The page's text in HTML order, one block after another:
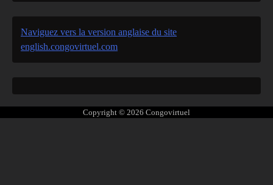
Naviguez vers la version anglaise du site
english.congovirtuel.com
Copyright © 2026 Congovirtuel